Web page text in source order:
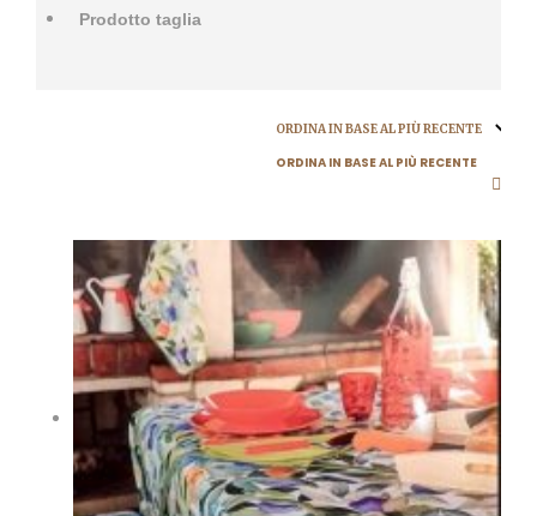
ORDINA IN BASE AL PIÙ RECENTE